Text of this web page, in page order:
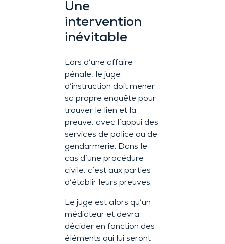
Une
intervention
inévitable
Lors d’une affaire
pénale, le juge
d’instruction doit mener
sa propre enquête pour
trouver le lien et la
preuve, avec l’appui des
services de police ou de
gendarmerie. Dans le
cas d’une procédure
civile, c’est aux parties
d’établir leurs preuves.
Le juge est alors qu’un
médiateur et devra
décider en fonction des
éléments qui lui seront